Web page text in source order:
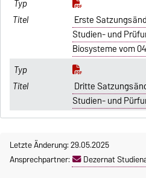
Erste
Studien- und
Biosysteme vom
Dritte
Studien- und
Letzte Änderung: 29.05.2025
Ansprechpartner:
Dezernat